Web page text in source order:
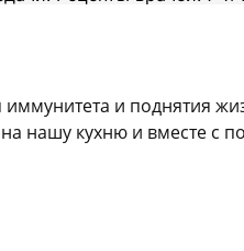
и поднятия
нашу кухню и вместе с